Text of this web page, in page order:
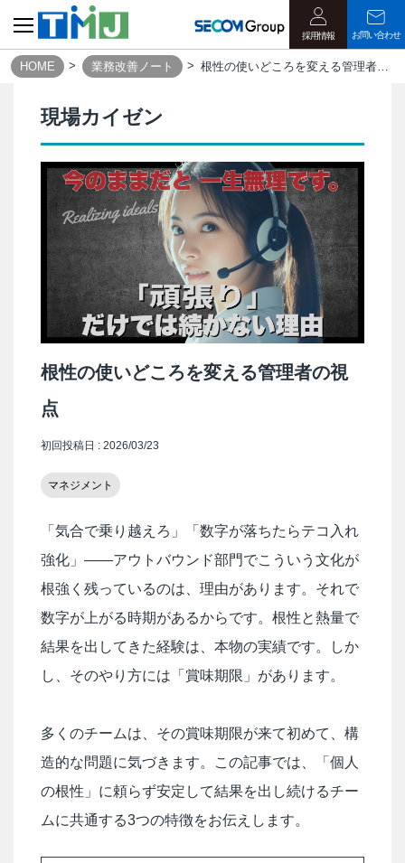
採用情報 お問い合わせ
HOME 業務改善ノート 根性の使いどころを変える管理者の視点
現場カイゼン
マネジメント
初回投稿日 : 2026/03/23
根性の使いどころを変える管理者の視
点
「気合で乗り越えろ」「数字が落ちたらテコ入れ
強化」——アウトバウンド部門でこういう文化が
根強く残っているのは、理由があります。それで
数字が上がる時期があるからです。根性と熱量で
結果を出してきた経験は、本物の実績です。しか
し、そのやり方には「賞味期限」があります。
多くのチームは、その賞味期限が来て初めて、構
造的な問題に気づきます。この記事では、「個人
の根性」に頼らず安定して結果を出し続けるチー
ムに共通する3つの特徴をお伝えします。